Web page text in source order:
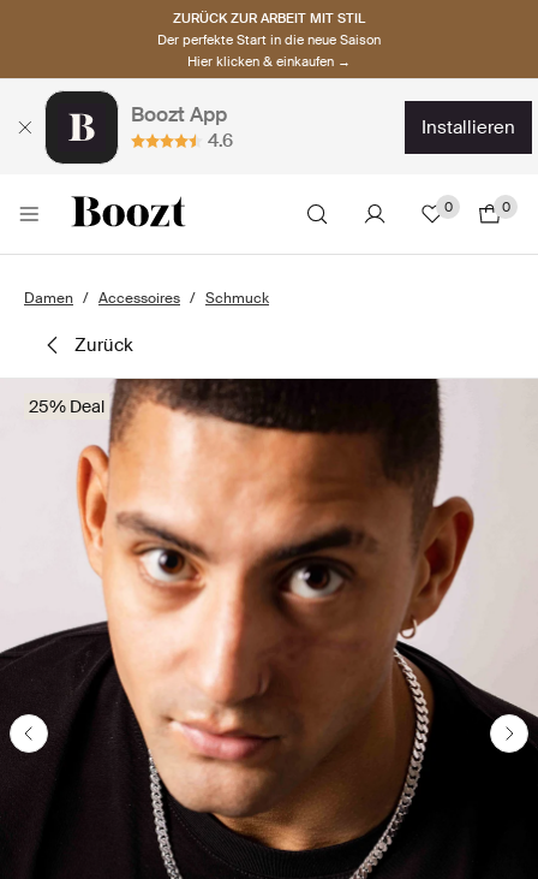
ZURÜCK ZUR ARBEIT MIT STIL
Der perfekte Start in die neue Saison
Hier klicken & einkaufen →
Boozt App
4.6
installieren
0 0
Damen Accessoires Schmuck
zurück
25% Deal